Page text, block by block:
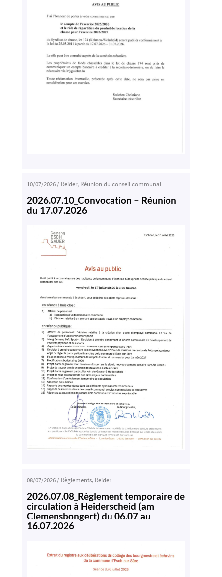
10/07/2026/ Reider, Réunion du conseil communal
2026.07.10_Convocation – Réunion
du 17.07.2026
08/07/2026/ Règlements, Reider
2026.07.08_Règlement temporaire de
circulation à Heiderscheid (am
Clemensbongert) du 06.07 au
16.07.2026